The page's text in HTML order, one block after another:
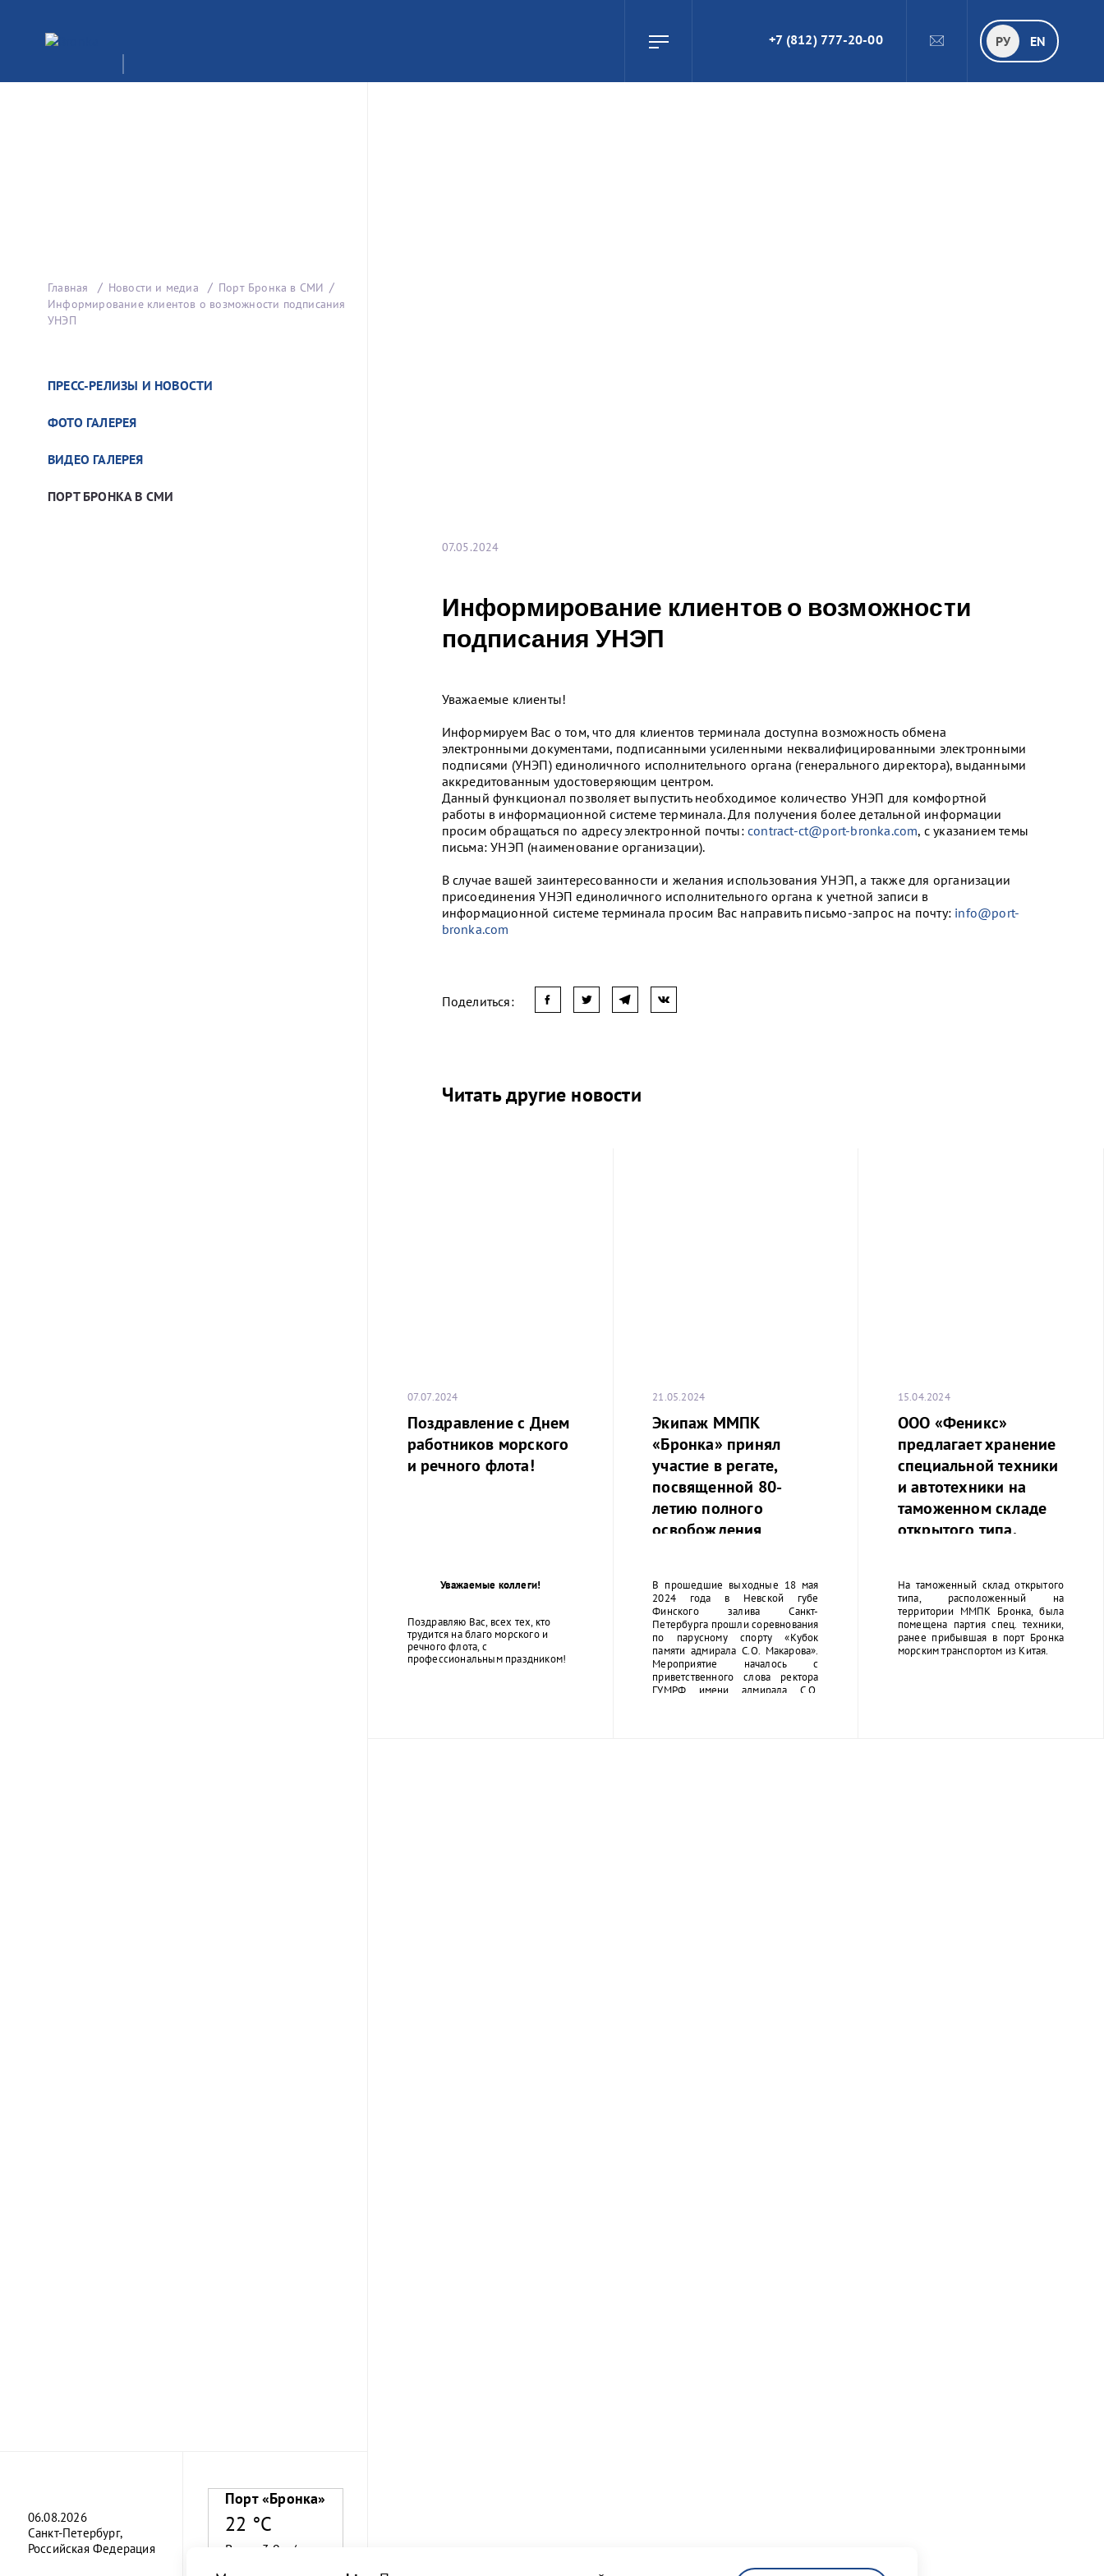
ПОИСК+7 (812) 777-20-00 РУ EN
РУ
Главная Новости и медиа
Порт Бронка в СМИ
Информирование клиентов о возможности подписания
УНЭП
ПРЕСС-РЕЛИЗЫ И НОВОСТИ
ФОТО ГАЛЕРЕЯ
ВИДЕО ГАЛЕРЕЯ
ПОРТ БРОНКА В СМИ
06.08.2026
Санкт-Петербург,
Российская Федерация
Порт «Бронка»
22 °C
Ветер 3.9 м/с
07.05.2024
Информирование клиентов о возможности
подписания УНЭП
Уважаемые клиенты!
Информируем Вас о том, что для клиентов терминала доступна возможность обмена
электронными документами, подписанными усиленными неквалифицированными электронными
подписями (УНЭП) единоличного исполнительного органа (генерального директора), выданными
аккредитованным удостоверяющим центром.
Данный функционал позволяет выпустить необходимое количество УНЭП для комфортной
работы в информационной системе терминала. Для получения более детальной информации
просим обращаться по адресу электронной почты:contract-ct@port-bronka.com, с указанием темы
письма: УНЭП (наименование организации).
В случае вашей заинтересованности и желания использования УНЭП, а также для организации
присоединения УНЭП единоличного исполнительного органа к учетной записи в
информационной системе терминала просим Вас направить письмо-запрос на почту: info@port-
bronka.com
Поделиться:
Читать другие новости
07.07.2024
Поздравление с Днем
работников морского
и речного флота!
Уважаемые коллеги!
Поздравляю Вас, всех тех, кто
трудится на благо морского и
речного флота, с
профессиональным праздником!
21.05.2024
Экипаж ММПК
«Бронка» принял
участие в регате,
посвященной 80-
летию полного
освобождения
В прошедшие выходные 18 мая
2024 года в Невской губе
Финского залива Санкт-
Петербурга прошли соревнования
по парусному спорту «Кубок
памяти адмирала С.О. Макарова».
Мероприятие началось с
приветственного слова ректора
ГУМРФ имени адмирала С.О.
15.04.2024
ООО «Феникс»
предлагает хранение
специальной техники
и автотехники на
таможенном складе
открытого типа.
На таможенный склад открытого
типа, расположенный на
территории ММПК Бронка, была
помещена партия спец. техники,
ранее прибывшая в порт Бронка
морским транспортом из Китая.